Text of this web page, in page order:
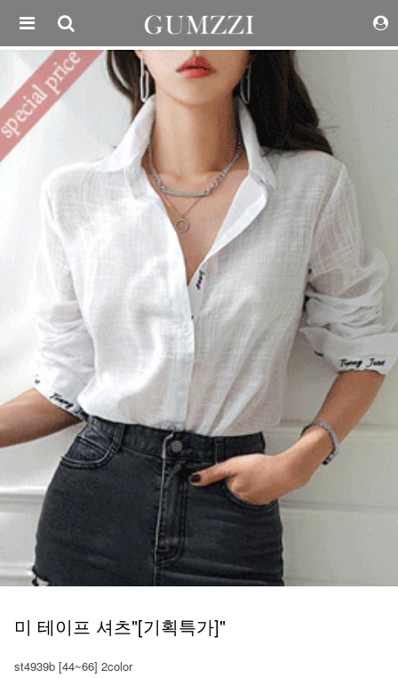
미 테이프 셔츠"[기획특가]"
st4939b [44~66] 2color